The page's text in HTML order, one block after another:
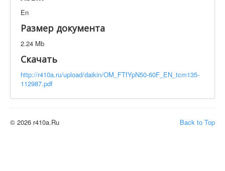
Производитель
Элементов на страницу
En
Размер документа
2.24 Mb
Скачать
http://r410a.ru/upload/daikin/OM_FTfYpN50-60F_EN_tcm135-
112987.pdf
Back to Top
© 2026 r410a.Ru